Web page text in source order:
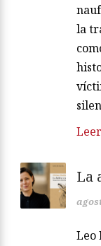
la
La
Leo